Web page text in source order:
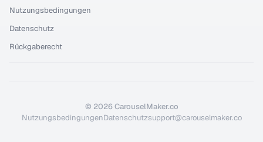
Nutzungsbedingungen
Datenschutz
Rückgaberecht
© 2026CarouselMaker.co
NutzungsbedingungenDatenschutzsupport@carouselmaker.co